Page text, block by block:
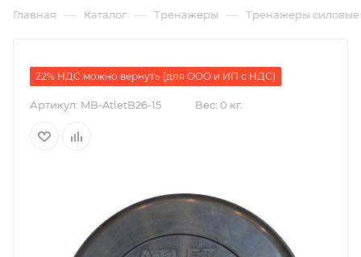
Главная — Каталог — Тренажеры — Тренажеры силовые
22% НДС можно вернуть (для ООО и ИП с НДС)
Артикул: MB-AtletB26-15 Вес: 0 кг.